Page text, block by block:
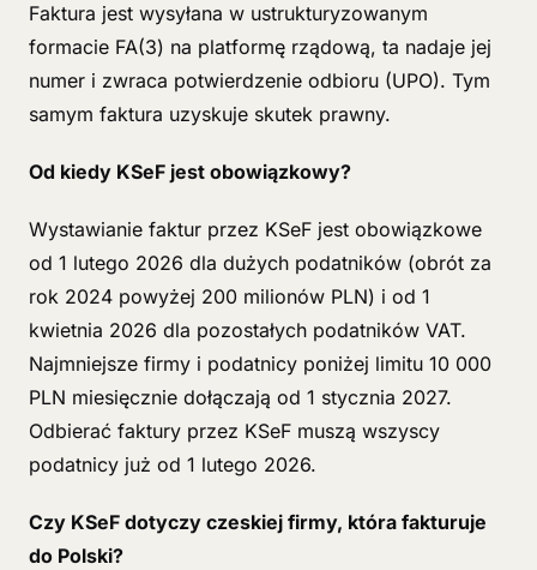
Faktura jest wysyłana w ustrukturyzowanym
formacie FA(3) na platformę rządową, ta nadaje jej
numer i zwraca potwierdzenie odbioru (UPO). Tym
samym faktura uzyskuje skutek prawny.
Od kiedy KSeF jest obowiązkowy?
Wystawianie faktur przez KSeF jest obowiązkowe
od 1 lutego 2026 dla dużych podatników (obrót za
rok 2024 powyżej 200 milionów PLN) i od 1
kwietnia 2026 dla pozostałych podatników VAT.
Najmniejsze firmy i podatnicy poniżej limitu 10 000
PLN miesięcznie dołączają od 1 stycznia 2027.
Odbierać faktury przez KSeF muszą wszyscy
podatnicy już od 1 lutego 2026.
Czy KSeF dotyczy czeskiej firmy, która fakturuje
do Polski?